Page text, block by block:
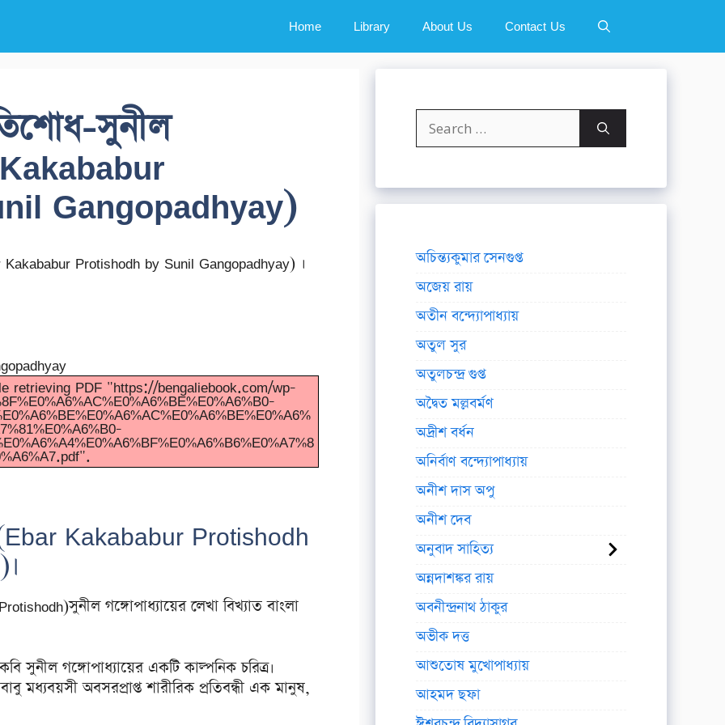
Home Library About Us Contact Us
সুনীল
Gangopadhyay)
Protishodh by Sunil Gangopadhyay) ।
retrieving PDF "https://bengaliebook.com/wp-
Kakababur Protishodh
গঙ্গোপাধ্যায়ের লেখা বিখ্যাত বাংলা
সুনীল গঙ্গোপাধ্যায়ের একটি কাল্পনিক চরিত্র।
মধ্যবয়সী অবসরপ্রাপ্ত শারীরিক প্রতিবন্ধী এক মানুষ,
Search
for:
অচিন্ত্যকুমার সেনগুপ্ত
অজেয় রায়
অতীন বন্দ্যোপাধ্যায়
অতুল সুর
অতুলচন্দ্র গুপ্ত
অদ্বৈত মল্লবর্মণ
অদ্রীশ বর্ধন
অনির্বাণ বন্দ্যোপাধ্যায়
অনীশ দাস অপু
অনীশ দেব
অনুবাদ সাহিত্য
অন্নদাশঙ্কর রায়
অবনীন্দ্রনাথ ঠাকুর
অভীক দত্ত
আশুতোষ মুখোপাধ্যায়
আহমদ ছফা